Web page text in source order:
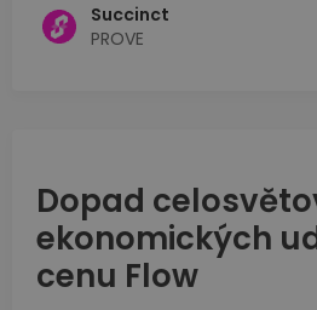
Succinct
PROVE
Dopad
ekonomických
cenu Flow